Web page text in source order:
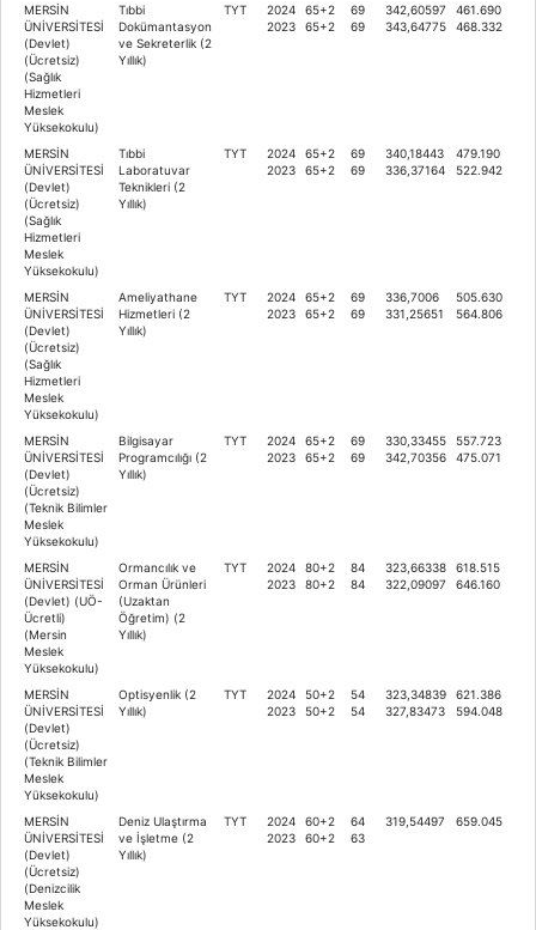
MERSİN
ÜNİVERSİTESİ
(Devlet)
(Ücretsiz)
(Sağlık
Hizmetleri
Meslek
Yüksekokulu)
Tıbbi
Dokümantasyon
ve Sekreterlik (2
Yıllık)
TYT
2024
2023
65+2
65+2
69
69
342,60597
343,64775
461.690
468.332
MERSİN
ÜNİVERSİTESİ
(Devlet)
(Ücretsiz)
(Sağlık
Hizmetleri
Meslek
Yüksekokulu)
Tıbbi
Laboratuvar
Teknikleri (2
Yıllık)
TYT
2024
2023
65+2
65+2
69
69
340,18443
336,37164
479.190
522.942
MERSİN
ÜNİVERSİTESİ
(Devlet)
(Ücretsiz)
(Sağlık
Hizmetleri
Meslek
Yüksekokulu)
Ameliyathane
Hizmetleri (2
Yıllık)
TYT
2024
2023
65+2
65+2
69
69
336,7006
331,25651
505.630
564.806
MERSİN
ÜNİVERSİTESİ
(Devlet)
(Ücretsiz)
(Teknik Bilimler
Meslek
Yüksekokulu)
Bilgisayar
Programcılığı (2
Yıllık)
TYT
2024
2023
65+2
65+2
69
69
330,33455
342,70356
557.723
475.071
MERSİN
ÜNİVERSİTESİ
(Devlet) (UÖ-
Ücretli)
(Mersin
Meslek
Yüksekokulu)
Ormancılık ve
Orman Ürünleri
(Uzaktan
Öğretim) (2
Yıllık)
TYT
2024
2023
80+2
80+2
84
84
323,66338
322,09097
618.515
646.160
MERSİN
ÜNİVERSİTESİ
(Devlet)
(Ücretsiz)
(Teknik Bilimler
Meslek
Yüksekokulu)
Optisyenlik (2
Yıllık)
TYT
2024
2023
50+2
50+2
54
54
323,34839
327,83473
621.386
594.048
MERSİN
ÜNİVERSİTESİ
(Devlet)
(Ücretsiz)
(Denizcilik
Meslek
Yüksekokulu)
Deniz Ulaştırma
ve İşletme (2
Yıllık)
TYT
2024
2023
60+2
60+2
64
63
319,54497 659.045